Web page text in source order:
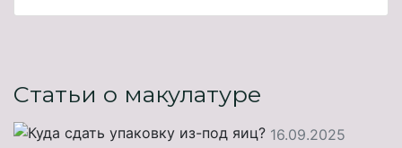
Статьи о макулатуре
16.09.2025